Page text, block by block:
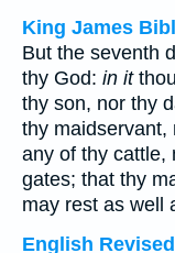
King James
But the seventh
thy God: in it
thy son, nor thy
thy maidservant,
any of thy cattle,
gates; that thy
may rest as well
English